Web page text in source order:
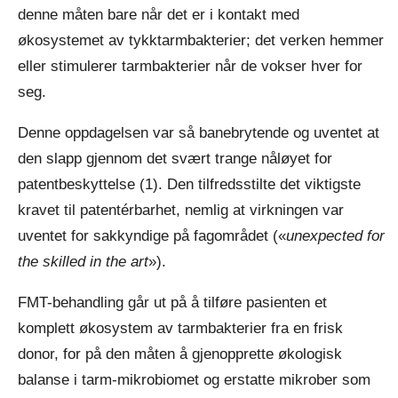
denne måten bare når det er i kontakt med
økosystemet av tykktarmbakterier; det verken hemmer
eller stimulerer tarmbakterier når de vokser hver for
seg.
Denne oppdagelsen var så banebrytende og uventet at
den slapp gjennom det svært trange nåløyet for
patentbeskyttelse (1). Den tilfredsstilte det viktigste
kravet til patentérbarhet, nemlig at virkningen var
uventet for sakkyndige på fagområdet («unexpected for
the skilled in the art»).
FMT-behandling går ut på å tilføre pasienten et
komplett økosystem av tarmbakterier fra en frisk
donor, for på den måten å gjenopprette økologisk
balanse i tarm-mikrobiomet og erstatte mikrober som